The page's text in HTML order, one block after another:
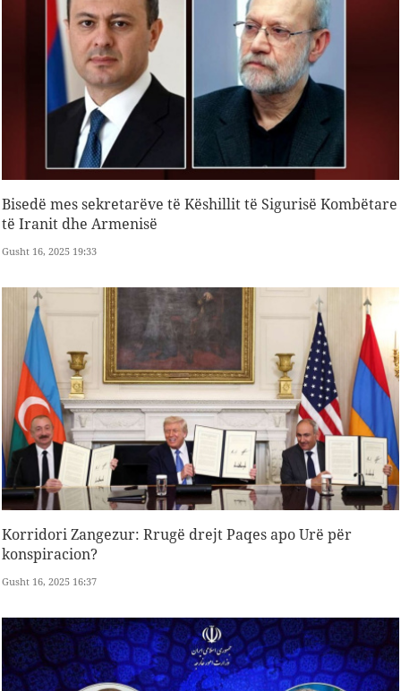
Bisedë mes sekretarëve të Këshillit të Sigurisë Kombëtare
të Iranit dhe Armenisë
Gusht 16, 2025 19:33
Korridori Zangezur: Rrugë drejt Paqes apo Urë për
konspiracion?
Gusht 16, 2025 16:37